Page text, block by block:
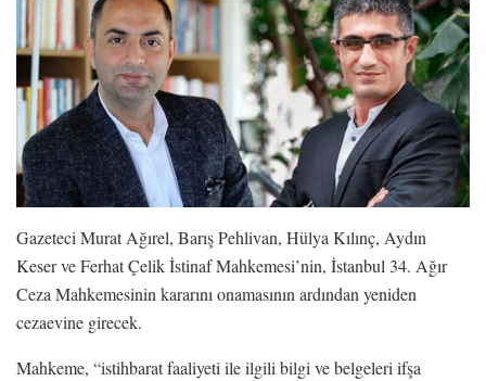
Gazeteci Murat Ağırel, Barış Pehlivan, Hülya Kılınç, Aydın
Keser ve Ferhat Çelik İstinaf Mahkemesi’nin, İstanbul 34. Ağır
Ceza Mahkemesinin kararını onamasının ardından yeniden
cezaevine girecek.
Mahkeme, “istihbarat faaliyeti ile ilgili bilgi ve belgeleri ifşa